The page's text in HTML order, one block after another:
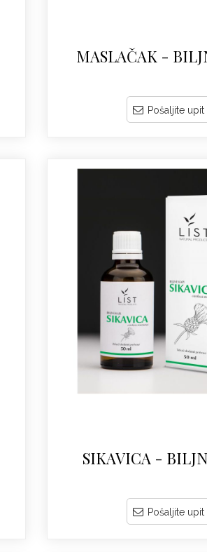
MASLAČAK -
Pošaljite upit
SIKAVICA -
Pošaljite upit